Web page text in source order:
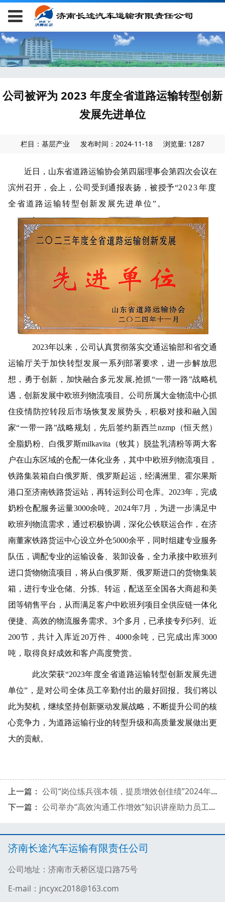
公司被评为 2023 年度全省道路运输转型创新
发展先进单位
栏目：基层产业 发布时间：2024-11-18 浏览量: 1287
近日，山东省道路运输协会第四届理事会第四次会议在
滨州召开，会上，公司 受到通报表扬，被授予“2023年度
全省道路运输转型创新发展先进单位”。
2023年以来， 公司 认真贯彻落实交通运输部和省交通
运输厅关于加快转型发展一系列部署要求，进一步解放思
想，勇于创新，加快融合多元发展,抢抓“一带一路”战略机
遇，创新发展中欧班列物流项目。公司所属大金物流中心抓
住疫情防控转段后市场恢复发展势头，积极对接和融入国
家“一带一路”战略规划，先后签约新西兰nzmp（恒天然）
全脂奶粉、白俄罗斯milkavita（牧其）
脱盐乳清粉等两大客
户在山东区域的仓配一体化业务，其中中欧班列物流项目，
铁路集装箱自白俄罗斯、俄罗斯起运，经满洲里、霍尔果斯
港口至济南铁路货运站，再转运到公司仓库。 2023年，完成
奶粉仓配服务运量3000余吨。2024年7月，为进一步满足中
欧班列物流需求，通过积极协调，深化公铁联运合作，在济
南董家铁路货运中心设立外仓5000余平，同时组建专业服务
队伍，调配专业的运输设备、装卸设备，全力承接中欧班列
进口货物物流项目，将从白俄罗斯、俄罗斯进口的货物集装
箱，进行专业仓储、分拣、转运，配送至全国各大商超和美
团等销售平台，从而满足客户中欧班列项目全供应链一体化
便捷、高效的物流服务需求。3个多月，已承接专列5列、近
200节，共计入库近20万件、4000余吨，已完成出库3000
吨，取得良好成效和客户高度赞赏。
此次荣获“2023年度全省道路运输转型创新发展先进
单位”，是对公司全体员工辛勤付出的最好回报。我们将以
此为契机，继续坚持创新驱动发展战略，不断提升公司的核
心竞争力，为道路运输行业的转型升级和高质量发展做出更
大的贡献。
上一篇： 公司“岗位练兵强本领，提质增效创佳绩”2024年客运业务技能竞赛实操比赛阶段圆满收官
下一篇： 公司举办“高效沟通工作增效”知识讲座助力员工协作新飞跃
济南长途汽车运输有限责任公司
公司地址：济南市天桥区堤口路75号
E-mail：jncyxc2018@163.com